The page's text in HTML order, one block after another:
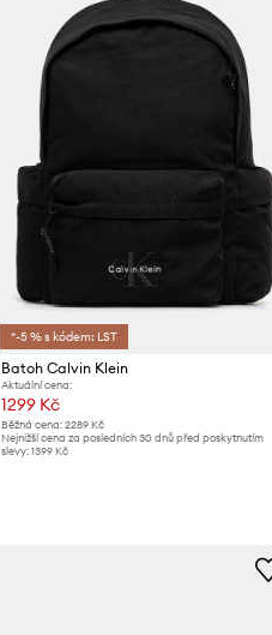
*-5 % s kódem: LST
Batoh Calvin Klein
Aktuální cena:
1299 Kč
Běžná cena: 2289 Kč
Nejnižší cena za posledních 30 dnů před poskytnutím
slevy: 1399 Kč